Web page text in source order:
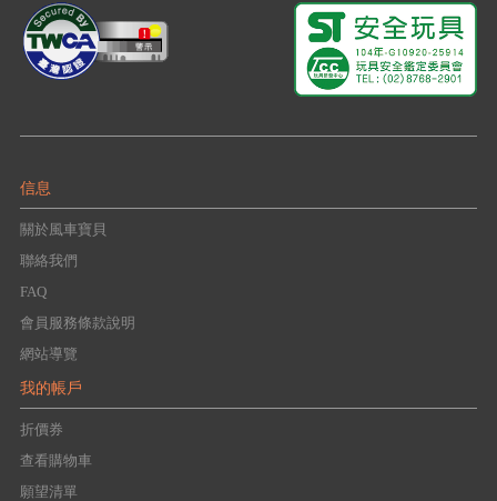
信息
關於風車寶貝
聯絡我們
FAQ
會員服務條款說明
網站導覽
我的帳戶
折價券
查看購物車
願望清單